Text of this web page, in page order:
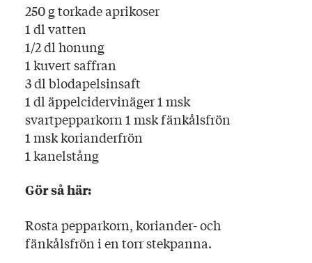
250 g torkade aprikoser
1 dl vatten
1/2 dl honung
1 kuvert saffran
3 dl blodapelsinsaft
1 dl äppelcidervinäger 1 msk
svartpepparkorn 1 msk fänkålsfrön
1 msk korianderfrön
1 kanelstång
Gör så här:
Rosta pepparkorn, koriander- och
fänkålsfrön i en torr stekpanna.